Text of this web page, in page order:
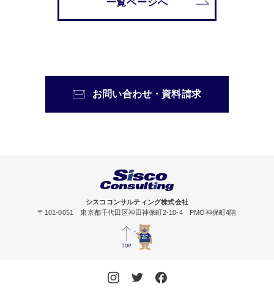
一覧ページへ
お問い合わせ・資料請求
シスココンサルティング株式会社
〒101-0051 東京都千代田区神田神保町2-10-4 PMO神保町4階